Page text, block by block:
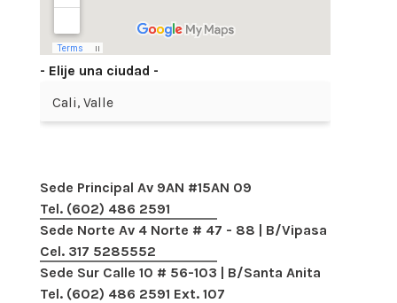
- Elije una ciudad -
Sede Principal Av 9AN #15AN 09
Tel. (602) 486 2591
Sede Norte Av 4 Norte # 47 - 88 | B/Vipasa
Cel. 317 5285552
Sede Sur Calle 10 # 56-103 | B/Santa Anita
Tel. (602) 486 2591 Ext. 107